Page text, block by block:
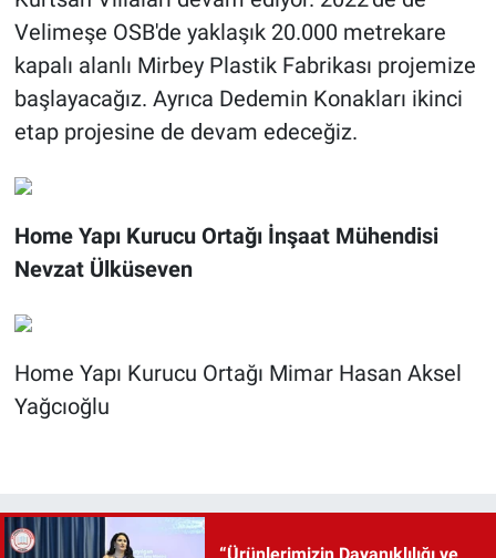
Velimeşe OSB'de yaklaşık 20.000 metrekare
kapalı alanlı Mirbey Plastik Fabrikası projemize
başlayacağız. Ayrıca Dedemin Konakları ikinci
etap projesine de devam edeceğiz.
Home Yapı Kurucu Ortağı İnşaat Mühendisi
Nevzat Ülküseven
Home Yapı Kurucu Ortağı Mimar Hasan Aksel
Yağcıoğlu